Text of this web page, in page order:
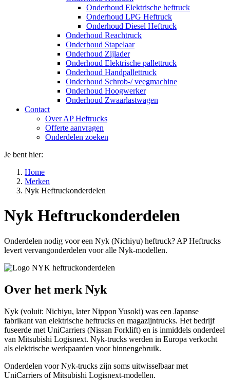
Onderhoud Elektrische heftruck
Onderhoud LPG Heftruck
Onderhoud Diesel Heftruck
Onderhoud Reachtruck
Onderhoud Stapelaar
Onderhoud Zijlader
Onderhoud Elektrische pallettruck
Onderhoud Handpallettruck
Onderhoud Schrob-/ veegmachine
Onderhoud Hoogwerker
Onderhoud Zwaarlastwagen
Contact
Over AP Heftrucks
Offerte aanvragen
Onderdelen zoeken
Je bent hier:
Home
Merken
Nyk Heftruckonderdelen
Nyk Heftruckonderdelen
Onderdelen nodig voor een Nyk (Nichiyu) heftruck? AP Heftrucks
levert vervangonderdelen voor alle Nyk-modellen.
Over het merk Nyk
Nyk (voluit: Nichiyu, later Nippon Yusoki) was een Japanse
fabrikant van elektrische heftrucks en magazijntrucks. Het bedrijf
fuseerde met UniCarriers (Nissan Forklift) en is inmiddels onderdeel
van Mitsubishi Logisnext. Nyk-trucks werden in Europa verkocht
als elektrische werkpaarden voor binnengebruik.
Onderdelen voor Nyk-trucks zijn soms uitwisselbaar met
UniCarriers of Mitsubishi Logisnext-modellen.